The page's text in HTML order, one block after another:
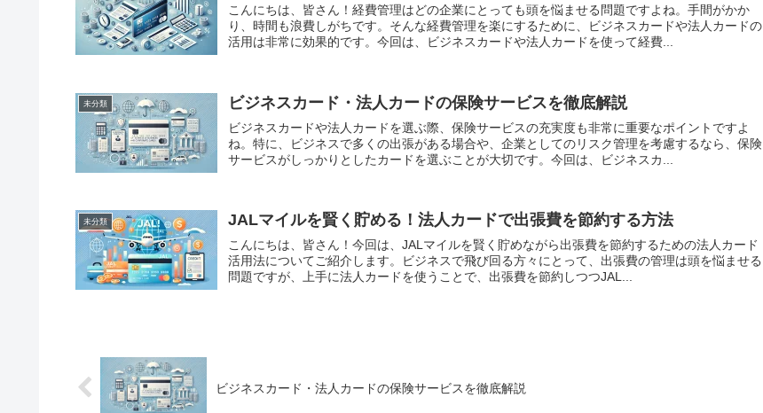
こんにちは、皆さん！経費管理はどの企業にとっても頭を悩ませる問題ですよね。手間がかか
り、時間も浪費しがちです。そんな経費管理を楽にするために、ビジネスカードや法人カードの
活用は非常に効果的です。今回は、ビジネスカードや法人カードを使って経費...
未分類 ビジネスカード・法人カードの保険サービスを徹底解説
ビジネスカードや法人カードを選ぶ際、保険サービスの充実度も非常に重要なポイントですよ
ね。特に、ビジネスで多くの出張がある場合や、企業としてのリスク管理を考慮するなら、保険
サービスがしっかりとしたカードを選ぶことが大切です。今回は、ビジネスカ...
未分類 JALマイルを賢く貯める！法人カードで出張費を節約する方法
こんにちは、皆さん！今回は、JALマイルを賢く貯めながら出張費を節約するための法人カード
活用法についてご紹介します。ビジネスで飛び回る方々にとって、出張費の管理は頭を悩ませる
問題ですが、上手に法人カードを使うことで、出張費を節約しつつJAL...
ビジネスカード・法人カードの保険サービスを徹底解説